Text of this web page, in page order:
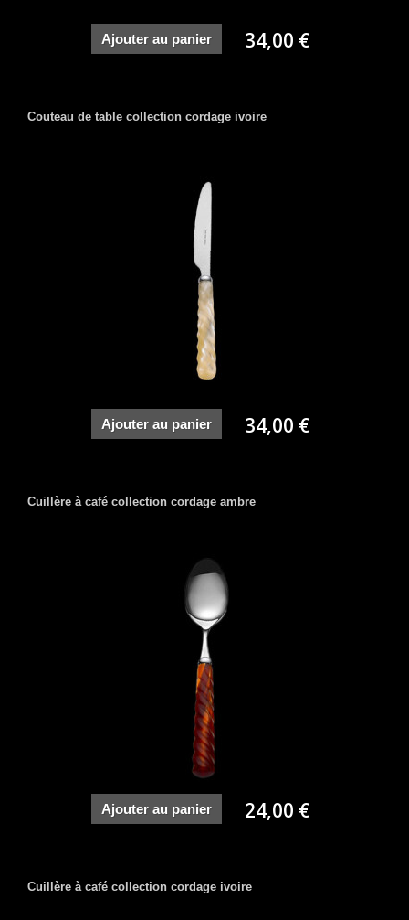
Ajouter au panier 34,00 €
Couteau de table collection cordage ivoire
Ajouter au panier 34,00 €
Cuillère à café collection cordage ambre
Ajouter au panier 24,00 €
Cuillère à café collection cordage ivoire